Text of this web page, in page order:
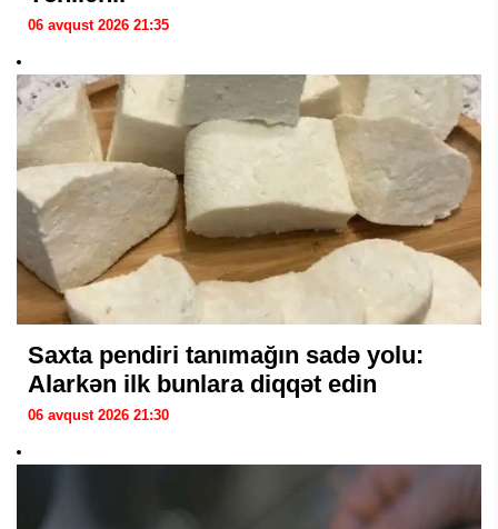
06 avqust 2026 21:35
Saxta pendiri tanımağın sadə yolu:
Alarkən ilk bunlara diqqət edin
06 avqust 2026 21:30